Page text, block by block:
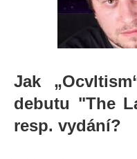
Jak
debutu "The
resp. vydání?